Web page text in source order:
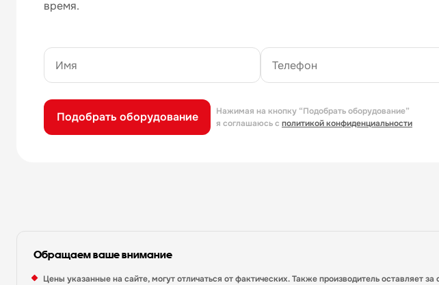
время.
Подобрать оборудование
Нажимая на кнопку “Подобрать оборудование”
я соглашаюсь с политикой конфиденциальности
Обращаем ваше внимание
Цены указанные на сайте, могут отличаться от фактических. Также производитель оставляет